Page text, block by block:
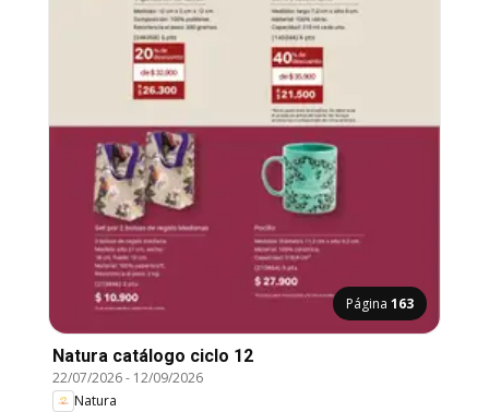
Página 163
Natura catálogo ciclo 12
22/07/2026- 12/09/2026
Natura